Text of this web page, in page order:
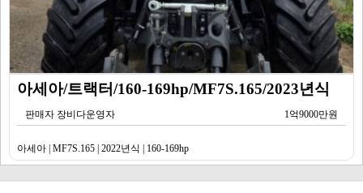
아세아/트랙터/160-169hp/MF7S.165/2023년식
판매자 장비다운영자 1억9000만원
아세아 | MF7S.165 | 2022년식 | 160-169hp